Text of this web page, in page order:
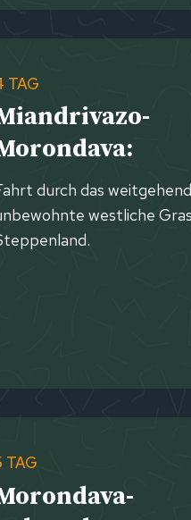
TAG
durch das weitgehend
westliche
TAG